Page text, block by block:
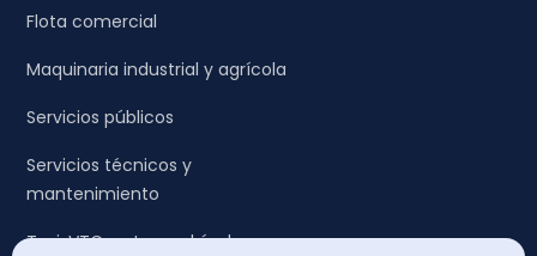
Flota comercial
Maquinaria industrial y agrícola
Servicios públicos
Servicios técnicos y
mantenimiento
Taxi, VTC y otros vehículos